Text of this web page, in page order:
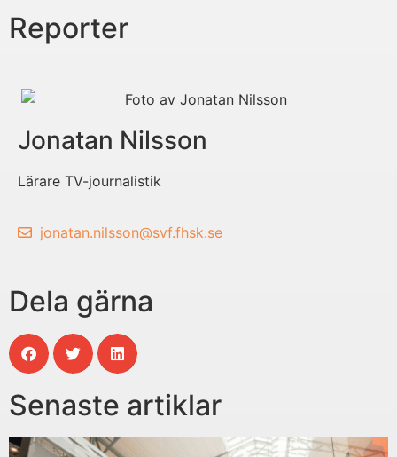
Reporter
Jonatan Nilsson
Lärare TV-journalistik
jonatan.nilsson@svf.fhsk.se
Dela gärna
Senaste artiklar